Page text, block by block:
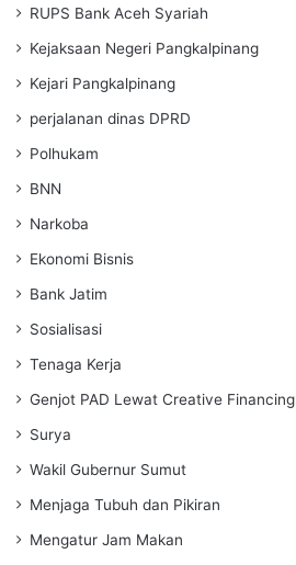
RUPS Bank Aceh Syariah
Kejaksaan Negeri Pangkalpinang
Kejari Pangkalpinang
perjalanan dinas DPRD
Polhukam
BNN
Narkoba
Ekonomi Bisnis
Bank Jatim
Sosialisasi
Tenaga Kerja
Genjot PAD Lewat Creative Financing
Surya
Wakil Gubernur Sumut
Menjaga Tubuh dan Pikiran
Mengatur Jam Makan